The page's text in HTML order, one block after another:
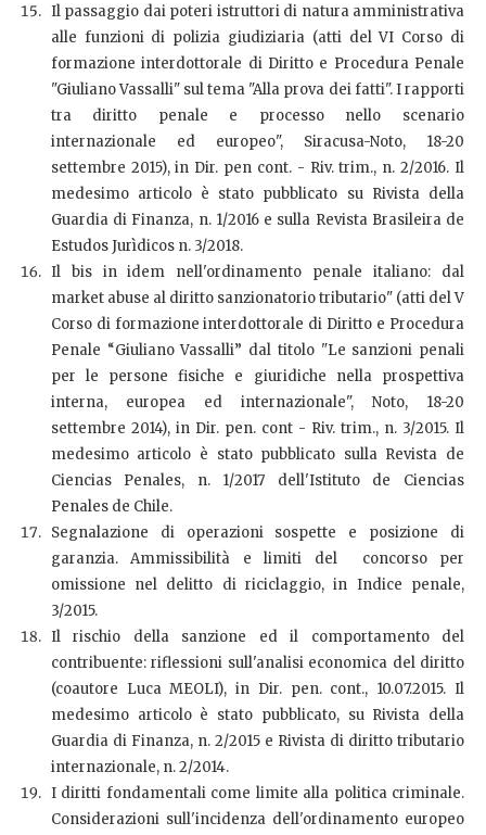
Il passaggio dai poteri istruttori di natura amministrativa
alle funzioni di polizia giudiziaria (atti del VI Corso di
formazione interdottorale di Diritto e Procedura Penale
"Giuliano Vassalli" sul tema "Alla prova dei fatti". I rapporti
tra diritto penale e processo nello scenario
internazionale ed europeo", Siracusa-Noto, 18-20
settembre 2015), in Dir. pen cont. - Riv. trim., n. 2/2016. Il
medesimo articolo è stato pubblicato su Rivista della
Guardia di Finanza, n. 1/2016 e sulla Revista Brasileira de
Estudos Jurìdicos n. 3/2018.
Il bis in idem nell'ordinamento penale italiano: dal
market abuse al diritto sanzionatorio tributario" (atti del V
Corso di formazione interdottorale di Diritto e Procedura
Penale “Giuliano Vassalli” dal titolo "Le sanzioni penali
per le persone fisiche e giuridiche nella prospettiva
interna, europea ed internazionale", Noto, 18-20
settembre 2014), in Dir. pen. cont - Riv. trim., n. 3/2015. Il
medesimo articolo è stato pubblicato sulla Revista de
Ciencias Penales, n. 1/2017 dell'Istituto de Ciencias
Penales de Chile.
Segnalazione di operazioni sospette e posizione di
garanzia. Ammissibilità e limiti del concorso per
omissione nel delitto di riciclaggio, in Indice penale,
3/2015.
Il rischio della sanzione ed il comportamento del
contribuente: riflessioni sull'analisi economica del diritto
(coautore Luca MEOLI), in Dir. pen. cont., 10.07.2015. Il
medesimo articolo è stato pubblicato, su Rivista della
Guardia di Finanza, n. 2/2015 e Rivista di diritto tributario
internazionale, n. 2/2014.
I diritti fondamentali come limite alla politica criminale.
Considerazioni sull'incidenza dell'ordinamento europeo